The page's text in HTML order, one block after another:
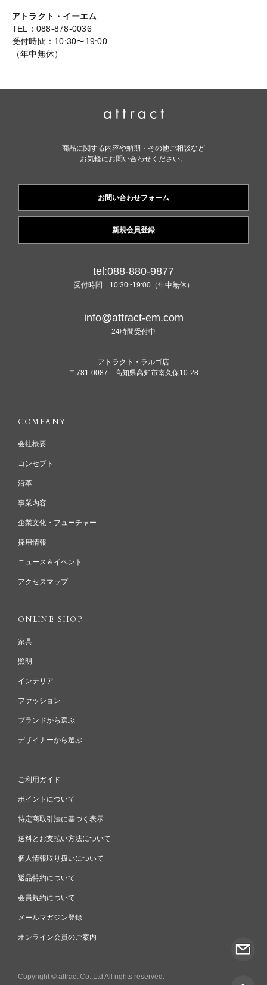
アトラクト・イーエム
TEL：088-878-0036
受付時間：10:30〜19:00
（年中無休）
商品に関する内容や納期・その他ご相談など
お気軽にお問い合わせください。
お問い合わせフォーム
新規会員登録
tel:088-880-9877
受付時間 10:30~19:00（年中無休）
info@attract-em.com
24時間受付中
アトラクト・ラルゴ店
〒781-0087 高知県高知市南久保10-28
COMPANY
会社概要
コンセプト
沿革
事業内容
企業文化・フューチャー
採用情報
ニュース＆イベント
アクセスマップ
ONLINE SHOP
家具
照明
インテリア
ファッション
ブランドから選ぶ
デザイナーから選ぶ
ご利用ガイド
ポイントについて
特定商取引法に基づく表示
送料とお支払い方法について
個人情報取り扱いについて
返品特約について
会員規約について
メールマガジン登録
オンライン会員のご案内
Copyright © attract Co.,Ltd All rights reserved.